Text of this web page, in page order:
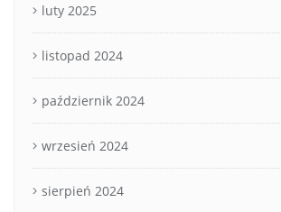
luty 2025
listopad 2024
październik 2024
wrzesień 2024
sierpień 2024